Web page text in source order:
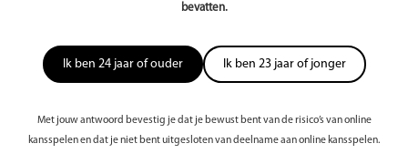
bevatten.
Ik ben 24 jaar of ouder Ik ben 23 jaar of jonger
Met jouw antwoord bevestig je dat je bewust bent van de risico’s van online
kansspelen en dat je niet bent uitgesloten van deelname aan online kansspelen.